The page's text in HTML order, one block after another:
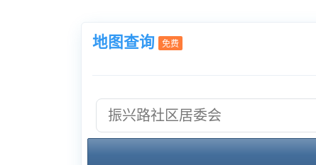
地图查询 免费